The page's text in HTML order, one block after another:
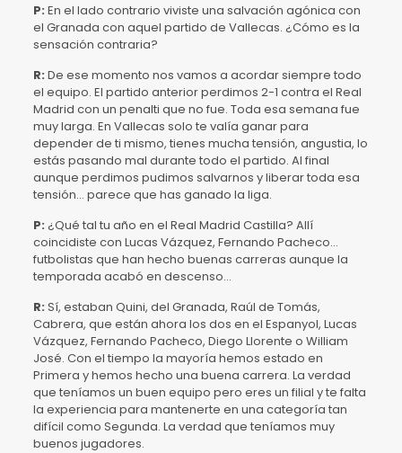
P: En el lado contrario viviste una salvación agónica con
el Granada con aquel partido de Vallecas. ¿Cómo es la
sensación contraria?
R: De ese momento nos vamos a acordar siempre todo
el equipo. El partido anterior perdimos 2-1 contra el Real
Madrid con un penalti que no fue. Toda esa semana fue
muy larga. En Vallecas solo te valía ganar para
depender de ti mismo, tienes mucha tensión, angustia, lo
estás pasando mal durante todo el partido. Al final
aunque perdimos pudimos salvarnos y liberar toda esa
tensión… parece que has ganado la liga.
P: ¿Qué tal tu año en el Real Madrid Castilla? Allí
coincidiste con Lucas Vázquez, Fernando Pacheco…
futbolistas que han hecho buenas carreras aunque la
temporada acabó en descenso…
R: Sí, estaban Quini, del Granada, Raúl de Tomás,
Cabrera, que están ahora los dos en el Espanyol, Lucas
Vázquez, Fernando Pacheco, Diego Llorente o William
José. Con el tiempo la mayoría hemos estado en
Primera y hemos hecho una buena carrera. La verdad
que teníamos un buen equipo pero eres un filial y te falta
la experiencia para mantenerte en una categoría tan
difícil como Segunda. La verdad que teníamos muy
buenos jugadores.